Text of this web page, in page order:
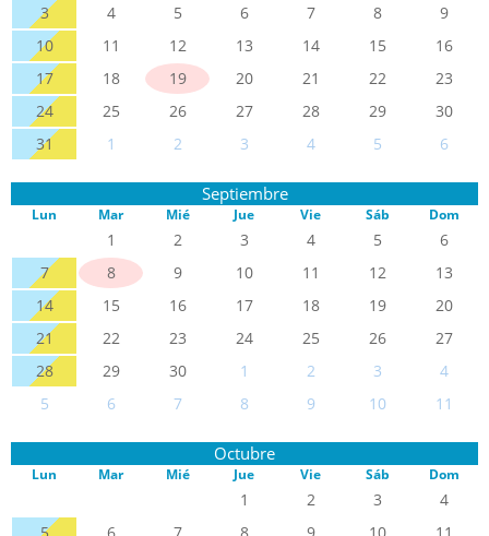
3
4 5 6 7 8
9
10
11 12 13 14 15
16
17
18 19 20 21 22
23
24
25 26 27 28 29
30
31
1 2 3 4 5 6
Septiembre
Lun Mar Mié Jue Vie Sáb Dom
1 2 3 4 5
6
7
8 9 10 11 12
13
14
15 16 17 18 19
20
21
22 23 24 25 26
27
28
29 30 1 2 3
4
5
6 7 8 9 10 11
Octubre
Lun Mar Mié Jue Vie Sáb Dom
1 2 3
4